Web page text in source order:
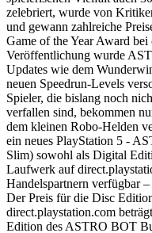
zelebriert, wurde von
und gewann zahlreiche
Game of the Year Award
Veröffentlichung wurde
Updates wie dem
neuen Speedrun-Levels
Spieler, die bislang noch
verfallen sind, bekommen
dem kleinen Robo-Helden
ein neues PlayStation 5 -
Slim) sowohl als Digital
Laufwerk auf
Handelspartnern verfügbar
Der Preis für die Disc
direct.playstation.com beträgt
Edition des ASTRO BOT